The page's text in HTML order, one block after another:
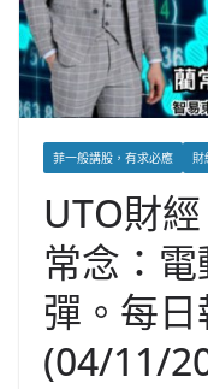
菲一般講股，有求必應 財
UTO財
常念：
彈。每日
(04/11/